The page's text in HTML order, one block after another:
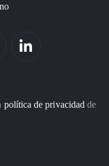
política de privacidad de